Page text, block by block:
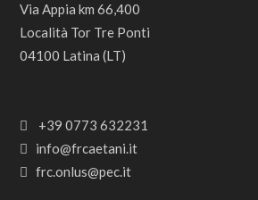
Via Appia km 66,400
Località Tor Tre Ponti
04100 Latina (LT)
+39 0773 632231
info@frcaetani.it
frc.onlus@pec.it